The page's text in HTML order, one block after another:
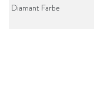
Diamant Farbe